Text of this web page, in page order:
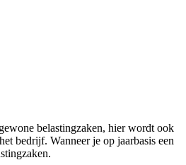
belastingzaken, hier wordt ook
bedrijf. Wanneer je op jaarbasis een